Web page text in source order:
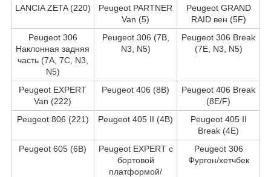
LANCIA ZETA (220)
Peugeot PARTNER
Van (5)
Peugeot GRAND
RAID вен (5F)
Peugeot 306
Наклонная задняя
часть (7A, 7C, N3,
N5)
Peugeot 306 (7B,
N3, N5)
Peugeot 306 Break
(7E, N3, N5)
Peugeot EXPERT
Van (222)
Peugeot 406 (8B)
Peugeot 406 Break
(8E/F)
Peugeot 806 (221)
Peugeot 405 II (4B)
Peugeot 405 II
Break (4E)
Peugeot 605 (6B)
Peugeot EXPERT c
бортовой
платформой/
Peugeot 306
Фургон/хетчбек